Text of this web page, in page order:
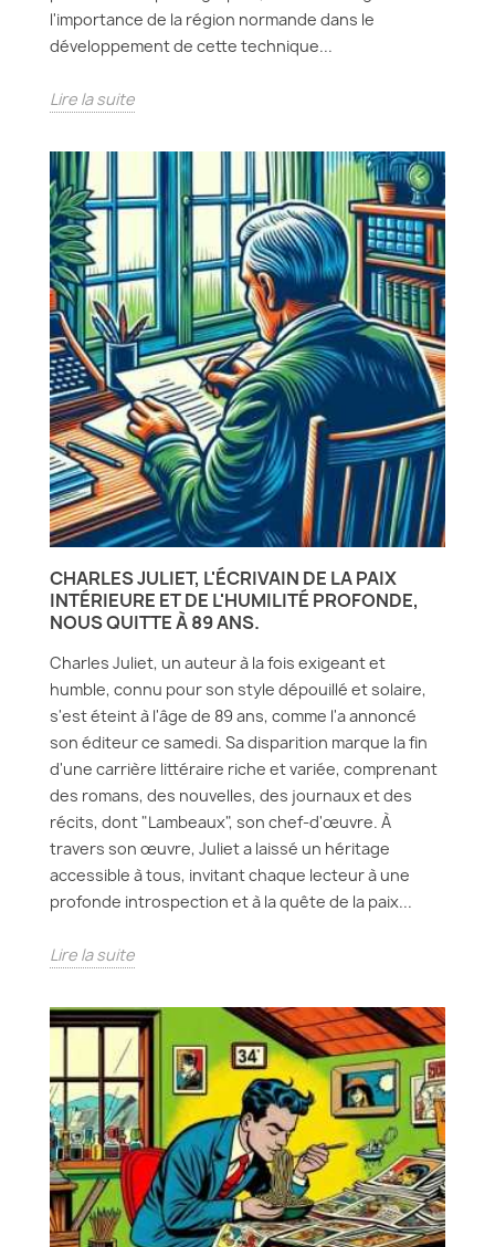
l'importance de la région normande dans le
développement de cette technique...
Lire la suite
CHARLES JULIET, L'ÉCRIVAIN DE LA PAIX
INTÉRIEURE ET DE L'HUMILITÉ PROFONDE,
NOUS QUITTE À 89 ANS.
Charles Juliet, un auteur à la fois exigeant et
humble, connu pour son style dépouillé et solaire,
s'est éteint à l'âge de 89 ans, comme l'a annoncé
son éditeur ce samedi. Sa disparition marque la fin
d'une carrière littéraire riche et variée, comprenant
des romans, des nouvelles, des journaux et des
récits, dont "Lambeaux", son chef-d'œuvre. À
travers son œuvre, Juliet a laissé un héritage
accessible à tous, invitant chaque lecteur à une
profonde introspection et à la quête de la paix...
Lire la suite